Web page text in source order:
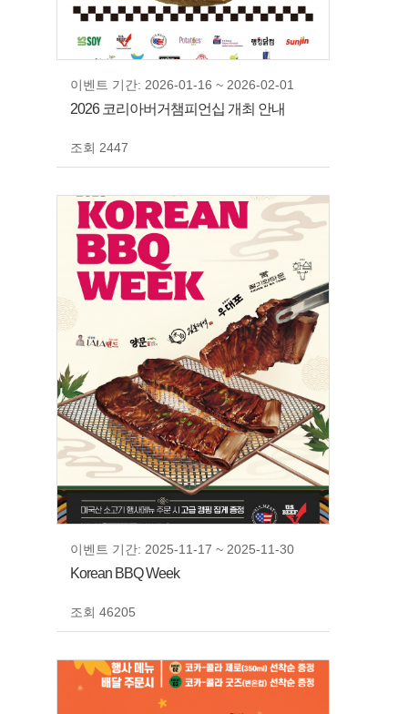
이벤트 기간: 2026-01-16 ~ 2026-02-01
2026 코리아버거챔피언십 개최 안내
조회 2447
이벤트 기간: 2025-11-17 ~ 2025-11-30
Korean BBQ Week
조회 46205